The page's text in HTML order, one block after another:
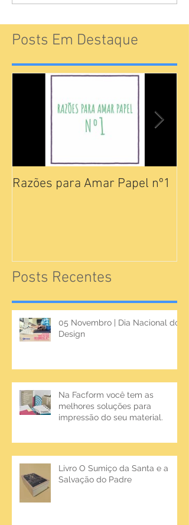
Posts Em Destaque
Razões para Amar Papel nº1
Posts Recentes
05 Novembro | Dia Nacional do
Design
Na Facform você tem as
melhores soluções para
impressão do seu material.
Livro O Sumiço da Santa e a
Salvação do Padre